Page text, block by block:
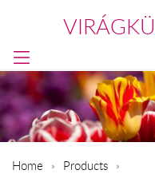
Home Products